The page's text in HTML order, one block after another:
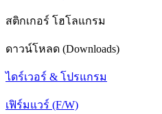
สติกเกอร์ โฮโลแกรม
ดาวน์โหลด (Downloads)
ไดร์เวอร์ & โปรแกรม
เฟิร์มแวร์ (F/W)